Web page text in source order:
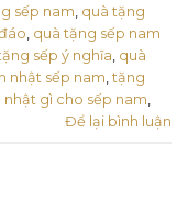
sếp nam, quà tặng
, quà tặng sếp nam
sếp ý nghĩa, quà
nhật sếp nam,tặng
nhật gì cho sếp nam,
Để lại bình luận